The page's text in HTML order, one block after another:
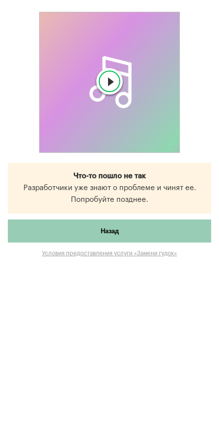
Что-то пошло не так
Разработчики уже знают о проблеме и чинят ее.
Попробуйте позднее.
Назад
Условия предоставления услуги «Замени гудок»